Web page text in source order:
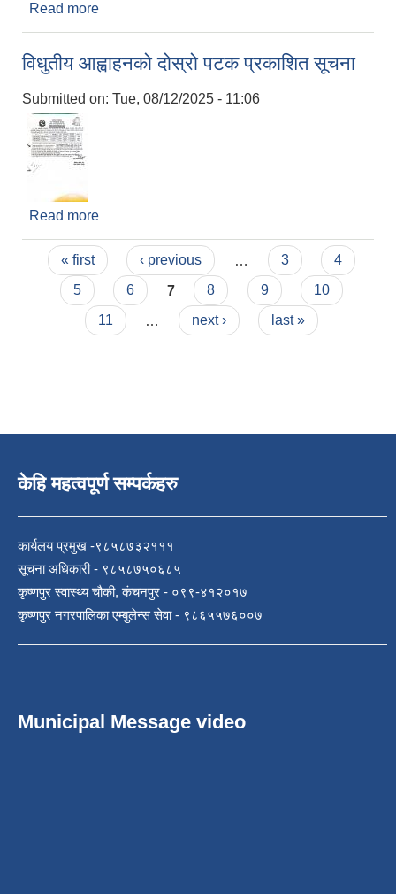
Read more
विधुतीय आह्वाहनको दोस्रो पटक प्रकाशित सूचना
Submitted on: Tue, 08/12/2025 - 11:06
Read more
Pages
« first ‹ previous 3
4
5
6 7 8 9
10
11
next › last »
केहि महत्वपूर्ण सम्पर्कहरु
कार्यलय प्रमुख -९८५८७३२१११
सूचना अधिकारी - ९८५८७५०६८५
कृष्णपुर स्वास्थ्य चौकी, कंचनपुर - ०९९-४१२०१७
कृष्णपुर नगरपालिका एम्बुलेन्स सेवा - ९८६५५७६००७
Municipal Message video